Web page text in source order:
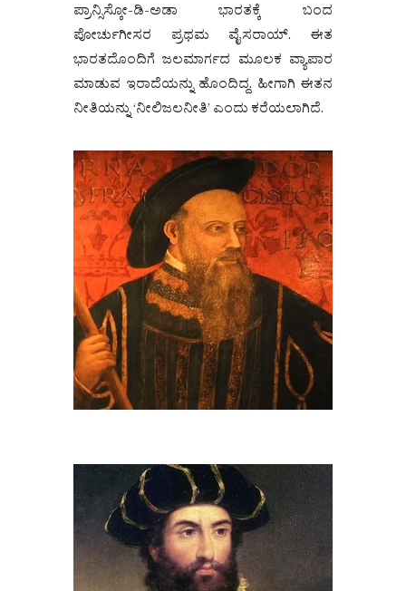
ಪ್ರಾನ್ಸಿಸ್ಕೋ-ಡಿ-ಅಡಾ ಭಾರತಕ್ಕೆ ಬಂದ
ಪೋರ್ಚುಗೀಸರ ಪ್ರಥಮ ವೈಸರಾಯ್. ಈತ
ಭಾರತದೊಂದಿಗೆ ಜಲಮಾರ್ಗದ ಮೂಲಕ ವ್ಯಾಪಾರ
ಮಾಡುವ ಇರಾದೆಯನ್ನು ಹೊಂದಿದ್ದ. ಹೀಗಾಗಿ ಈತನ
ನೀತಿಯನ್ನು ‘ನೀಲಿಜಲನೀತಿ’ ಎಂದು ಕರೆಯಲಾಗಿದೆ.